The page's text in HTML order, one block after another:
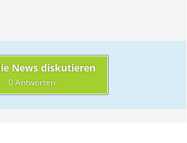
News diskutieren
0 Antworten